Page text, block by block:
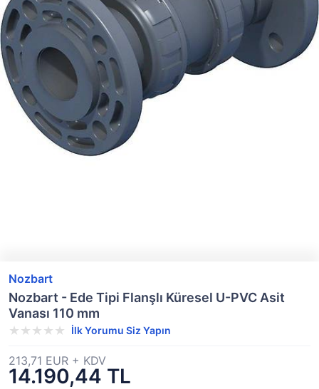
Nozbart
Nozbart - Ede Tipi Flanşlı Küresel U-PVC Asit
Vanası 110 mm
İlk Yorumu Siz Yapın
14.190,44 TL
213,71 EUR + KDV